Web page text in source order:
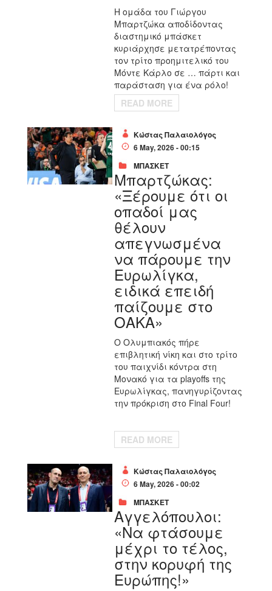
Η ομάδα του Γιώργου
Μπαρτζώκα αποδίδοντας
διαστημικό μπάσκετ
κυριάρχησε μετατρέποντας
τον τρίτο προημιτελικό του
Μόντε Κάρλο σε … πάρτι και
παράσταση για ένα ρόλο!
READ MORE
Κώστας Παλαιολόγος
6 May, 2026 - 00:15
ΜΠΑΣΚΕΤ
Μπαρτζώκας:
«Ξέρουμε ότι οι
οπαδοί μας
θέλουν
απεγνωσμένα
να πάρουμε την
Ευρωλίγκα,
ειδικά επειδή
παίζουμε στο
ΟΑΚΑ»
Ο Ολυμπιακός πήρε
επιβλητική νίκη και στο τρίτο
του παιχνίδι κόντρα στη
Μονακό για τα playoffs της
Ευρωλίγκας, πανηγυρίζοντας
την πρόκριση στο Final Four!
READ MORE
Κώστας Παλαιολόγος
6 May, 2026 - 00:02
ΜΠΑΣΚΕΤ
Αγγελόπουλοι:
«Να φτάσουμε
μέχρι το τέλος,
στην κορυφή της
Ευρώπης!»